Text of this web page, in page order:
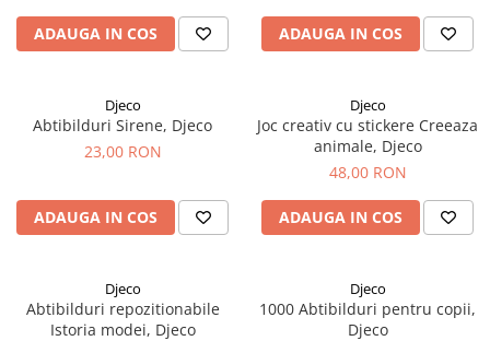
ADAUGA IN COS ADAUGA IN COS
Djeco
Abtibilduri Sirene, Djeco
23,00 RON
ADAUGA IN COS
Djeco
Joc creativ cu stickere Creeaza
animale, Djeco
48,00 RON
ADAUGA IN COS
Djeco
Abtibilduri repozitionabile
Istoria modei, Djeco
Djeco
1000 Abtibilduri pentru copii,
Djeco